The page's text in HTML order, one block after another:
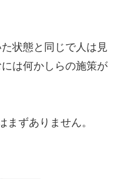
状態と同じで人は見
は何かしらの施策が
ずありません。